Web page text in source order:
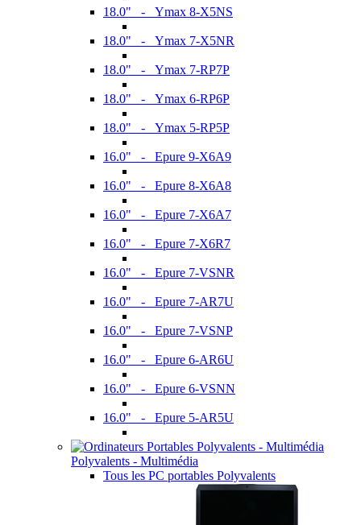
18.0" - Ymax 8-X5NS
18.0" - Ymax 7-X5NR
18.0" - Ymax 7-RP7P
18.0" - Ymax 6-RP6P
18.0" - Ymax 5-RP5P
16.0" - Epure 9-X6A9
16.0" - Epure 8-X6A8
16.0" - Epure 7-X6A7
16.0" - Epure 7-X6R7
16.0" - Epure 7-VSNR
16.0" - Epure 7-AR7U
16.0" - Epure 7-VSNP
16.0" - Epure 6-AR6U
16.0" - Epure 6-VSNN
16.0" - Epure 5-AR5U
Polyvalents - Multimédia
Tous les PC portables Polyvalents